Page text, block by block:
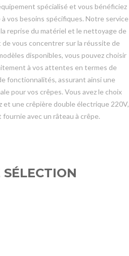
spécialisé et vous bénéficiez
vos besoins spécifiques. Notre service
reprise du matériel et le nettoyage de
vous concentrer sur la réussite de
disponibles, vous pouvez choisir
à vos attentes en termes de
fonctionnalités, assurant ainsi une
pour vos crêpes. Vous avez le choix
et une crêpière double électrique 220V,
avec un râteau à crêpe.
SÉLECTION